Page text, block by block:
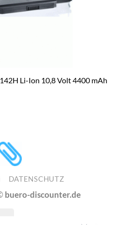
Li-Ion 10,8 Volt 4400 mAh
DATENSCHUTZ
buero-discounter.de